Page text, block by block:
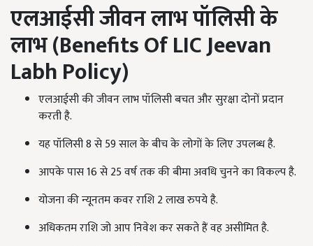
एलआईसी जीवन लाभ पॉलिसी के
लाभ (Benefits Of LIC Jeevan
Labh Policy)
एलआईसी की जीवन लाभ पॉलिसी बचत और सुरक्षा दोनों प्रदान
करती है.
यह पॉलिसी 8 से 59 साल के बीच के लोगों के लिए उपलब्ध है.
आपके पास 16 से 25 वर्ष तक की बीमा अवधि चुनने का विकल्प है.
योजना की न्यूनतम कवर राशि 2 लाख रुपये है.
अधिकतम राशि जो आप निवेश कर सकते हैं वह असीमित है.